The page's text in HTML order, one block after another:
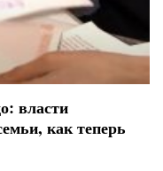
власти
как теперь